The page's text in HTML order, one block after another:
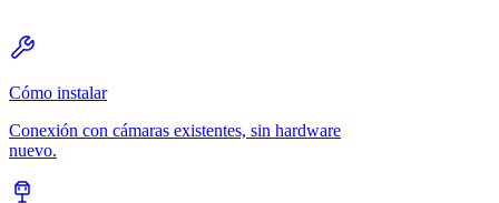
Cómo instalar
Conexión con cámaras existentes, sin hardware
nuevo.